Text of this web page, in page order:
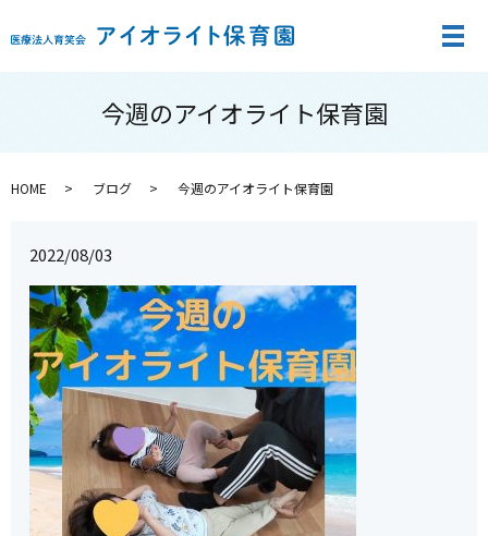
メ
今週のアイオライト保育園
HOME ブログ 今週のアイオライト保育園
2022/08/03